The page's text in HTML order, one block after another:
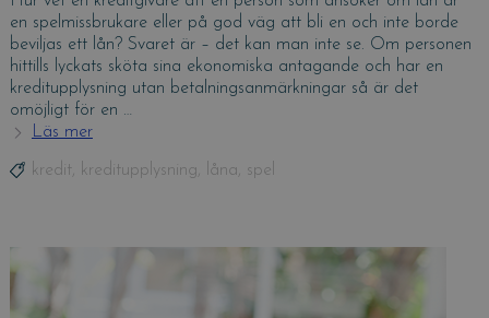
en spelmissbrukare eller på god väg att bli en och inte borde
beviljas ett lån? Svaret är – det kan man inte se. Om personen
hittills lyckats sköta sina ekonomiska antagande och har en
kreditupplysning utan betalningsanmärkningar så är det
omöjligt för en …
Läs merKrediter
spelmissbruk
Tags
kredit, kreditupplysning, låna, spel